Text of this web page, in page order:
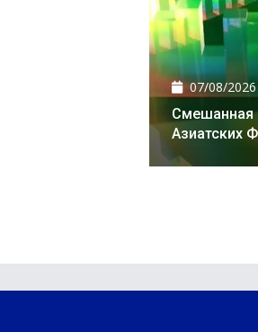
07/08/2026
Смешанная
Азиатских